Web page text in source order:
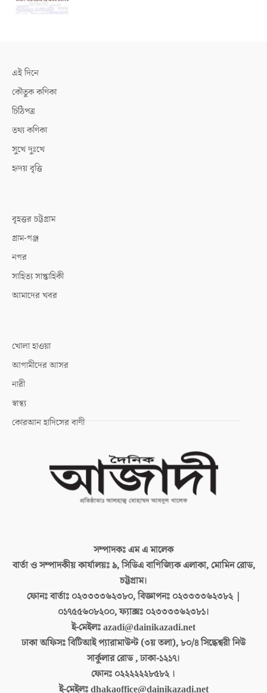
এই দিনে
কৌতুক কণিকা
চিঠিপত্র
তথ্য কণিকা
সুখে দুঃখে
হৃদয় বৃত্তি
বৃহত্তর চট্টগ্রাম
গ্রাম-গঞ্জ
নগর
সাহিত্য সাপ্তাহিকী
আমাদের খবর
খোলা হাওয়া
আগামীদের আসর
নারী
স্বাস্থ্য
কোরআন হাদিসের বাণী
সম্পাদকঃএম এ মালেক
বার্তা ও সম্পাদকীয় কার্যালয়ঃ৯, সিডিএ বাণিজ্যিক এলাকা, মোমিন রোড,
চট্টগ্রাম।
ফোনঃ বার্তাঃ ০২৩৩৩৩৬২৩৮০, বিজ্ঞাপনঃ ০২৩৩৩৩৬২৩৮২ |
০১৭৫৫৬০৮২০০, ফ্যাক্সঃ ০২৩৩৩৩৬২৩৮১।
ই-মেইলঃazadi@dainikazadi.net
ঢাকা অফিসঃবিটিআই প্যারামাউন্ট (৩য় তলা), ৮০/৪ সিদ্ধেশ্বরী নিউ
সার্কুলার রোড , ঢাকা-১২১৭।
ফোনঃ ০২২২২২২৮৫৮২ ।
ই-মেইলঃdhakaoffice@dainikazadi.net